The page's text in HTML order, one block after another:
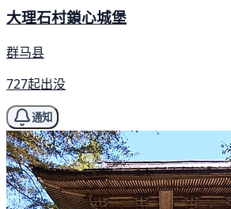
大理石村鎖心城堡
群马县
727起出没
通知